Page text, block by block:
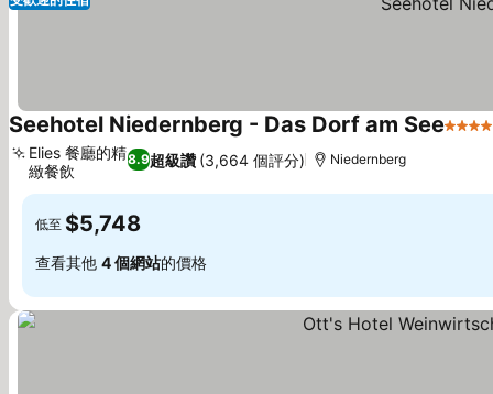
Seehotel Niedernberg - Das Dorf am See4 星
8.9超級讚 (3,664 個評分)
Elies 餐廳的精
緻餐飲
Niedernberg
低至 $5,748
查看其他 4 個網站的價格